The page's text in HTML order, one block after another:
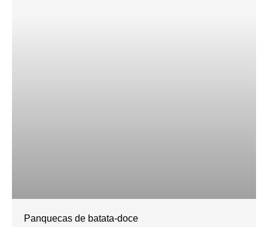
Panquecas de batata-doce